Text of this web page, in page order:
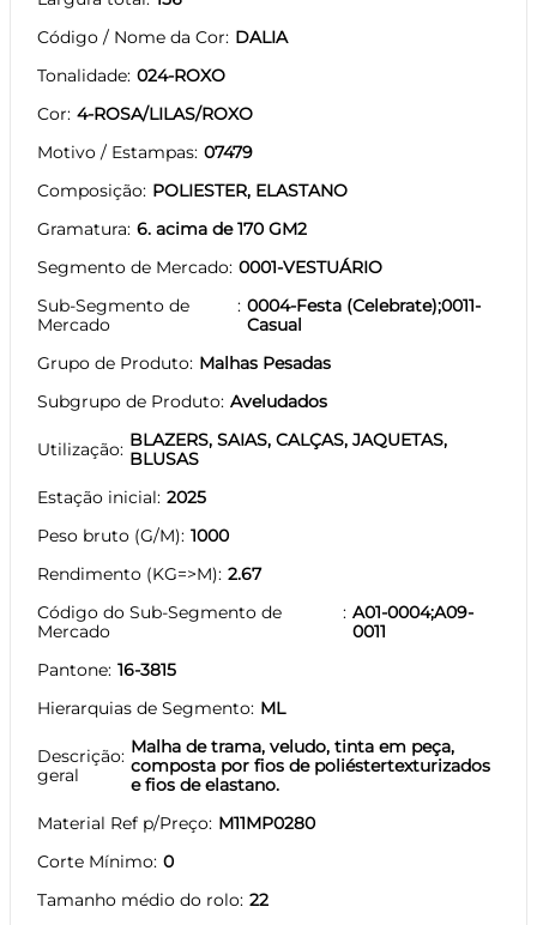
Código / Nome da Cor DALIA
Tonalidade 024-ROXO
Cor 4-ROSA/LILAS/ROXO
Motivo / Estampas 07479
Composição POLIESTER, ELASTANO
Gramatura 6. acima de 170 GM2
Segmento de Mercado 0001-VESTUÁRIO
Sub-Segmento de
Mercado
0004-Festa (Celebrate);0011-
Casual
Grupo de Produto Malhas Pesadas
Subgrupo de Produto Aveludados
Utilização BLAZERS, SAIAS, CALÇAS, JAQUETAS,
BLUSAS
Estação inicial 2025
Peso bruto (G/M) 1000
Rendimento (KG=>M) 2.67
Código do Sub-Segmento de
Mercado
A01-0004;A09-
0011
Pantone 16-3815
Hierarquias de Segmento ML
Descrição
geral
Malha de trama, veludo, tinta em peça,
composta por fios de poliéstertexturizados
e fios de elastano.
Material Ref p/Preço M11MP0280
Corte Mínimo 0
Tamanho médio do rolo 22